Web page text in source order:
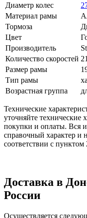
Диаметр колес
Материал рамы
Тормоза
Цвет
Производитель
Количество скоростей
Размер рамы
Тип рамы
Возрастная группа
Технические
уточняйте технические
покупки и оплаты. Вся
справочный характер и
соответствии с
Доставка в
России
Осуществляется